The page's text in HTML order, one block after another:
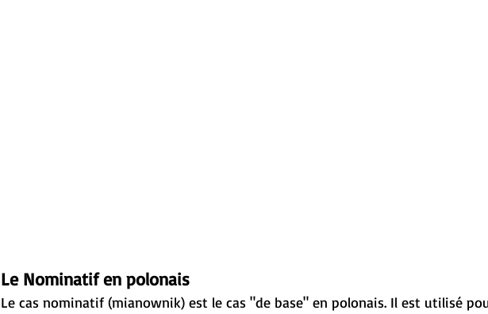
Le Nominatif en polonais
Le cas nominatif (mianownik) est le cas "de base" en polonais. Il est utilisé